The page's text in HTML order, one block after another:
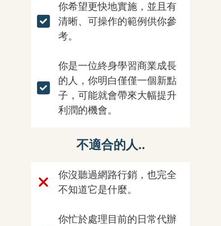
你希望更快地實施，並且有
清晰、可操作的範例供你參
考。
你是一位終身學習商業成長
的人，你明白僅僅一個新點
子，可能就會帶來大幅提升
利潤的機會。
不適合的人..
你沒聽過網路行銷，也完全
不知道它是什麼。
你忙於處理目前的日常代辦